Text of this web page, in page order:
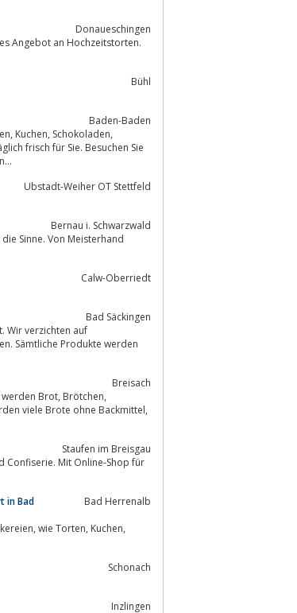
Donaueschingen
Angebot an Hochzeitstorten.
Bühl
Baden-Baden
frisch für Sie. Besuchen Sie
Ubstadt-Weiher OT Stettfeld
Bernau i. Schwarzwald
Sinne. Von Meisterhand
Calw-Oberriedt
Bad Säckingen
Wir verzichten auf
Breisach
Brötchen,
Staufen im Breisgau
in Bad
Bad Herrenalb
Schonach
Inzlingen